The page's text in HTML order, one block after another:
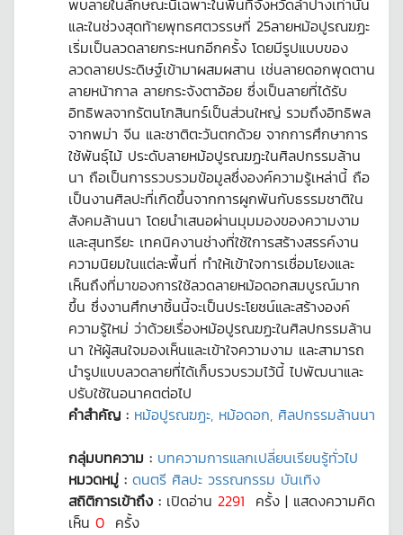
พบลายในลักษณะนี้เฉพาะในพื้นที่จังหวัดลำปางเท่านั้น
และในช่วงสุดท้ายพุทธศตวรรษที่ 25ลายหม้อปูรณฆฏะ
เริ่มเป็นลวดลายกระหนกอีกครั้ง โดยมีรูปแบบของ
ลวดลายประดิษฐ์เข้ามาผสมผสาน เช่นลายดอกพุดตาน
ลายหน้ากาล ลายกระจังตาอ้อย ซึ่งเป็นลายที่ได้รับ
อิทธิพลจากรัตนโกสินทร์เป็นส่วนใหญ่ รวมถึงอิทธิพล
จากพม่า จีน และชาติตะวันตกด้วย จากการศึกษาการ
ใช้พันธุ์ไม้ ประดับลายหม้อปูรณฆฏะในศิลปกรรมล้าน
นา ถือเป็นการรวบรวมข้อมูลซึ่งองค์ความรู้เหล่านี้ ถือ
เป็นงานศิลปะที่เกิดขึ้นจากการผูกพันกับธรรมชาติใน
สังคมล้านนา โดยนำเสนอผ่านมุมมองของความงาม
และสุนทรียะ เทคนิคงานช่างที่ใช้ใการสร้างสรรค์งาน
ความนิยมในแต่ละพื้นที่ ทำให้เข้าใจการเชื่อมโยงและ
เห็นถึงที่มาของการใช้ลวดลายหม้อดอกสมบูรณ์มาก
ขึ้น ซึ่งงานศึกษาชิ้นนี้จะเป็นประโยชน์และสร้างองค์
ความรู้ใหม่ ว่าด้วยเรื่องหม้อปูรณฆฏะในศิลปกรรมล้าน
นา ให้ผู้สนใจมองเห็นและเข้าใจความงาม และสามารถ
นำรูปแบบลวดลายที่ได้เก็บรวบรวมไว้นี้ ไปพัฒนาและ
ปรับใช้ในอนาคตต่อไป
คำสำคัญ : หม้อปูรณฆฏะ, หม้อดอก, ศิลปกรรมล้านนา
กลุ่มบทความ : บทความการแลกเปลี่ยนเรียนรู้ทั่วไป
หมวดหมู่ : ดนตรี ศิลปะ วรรณกรรม บันเทิง
สถิติการเข้าถึง : เปิดอ่าน 2291 ครั้ง | แสดงความคิด
เห็น 0 ครั้ง